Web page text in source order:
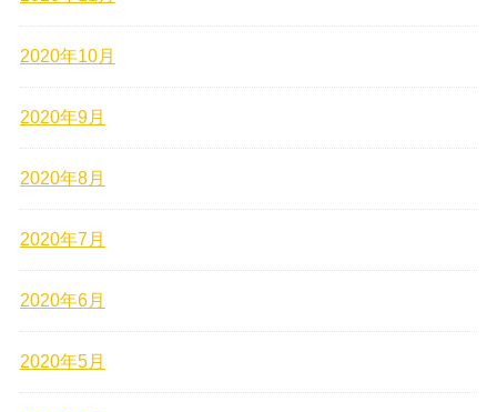
2020年10月
2020年9月
2020年8月
2020年7月
2020年6月
2020年5月